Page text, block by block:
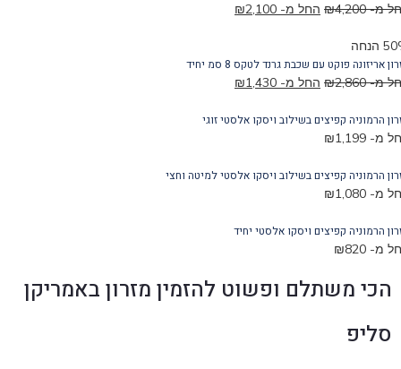
מ-
₪4,200 החל מ- ₪2,100
אריזונה פוקט עם שכבת גרנד לטקס 8 סמ יחיד
מ-
₪2,860 החל מ- ₪1,430
הרמוניה קפיצים בשילוב ויסקו אלסטי זוגי
מ-
₪1,199
הרמוניה קפיצים בשילוב ויסקו אלסטי למיטה וחצי
מ-
₪1,080
הרמוניה קפיצים ויסקו אלסטי יחיד
מ-
₪820
הכי משתלם ופשוט להזמין מזרון באמריקן
סליפ